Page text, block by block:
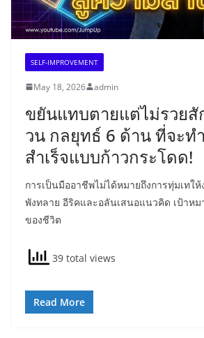
SELF-IMPROVEMENT
May 18, 2026 admin
ขยันแทบตายแต่ไม่รวยสั
วน กลยุทธ์ 6 ด้าน ที่จะ
สำเร็จแบบก้าวกระโดด!
การเป็นมืออาชีพไม่ได้หมายถึงการทุ่มเทใ
พังทลาย อีริคและอลันเสนอแนวคิด เป้าห
ของชีวิต
39 total views
Read More